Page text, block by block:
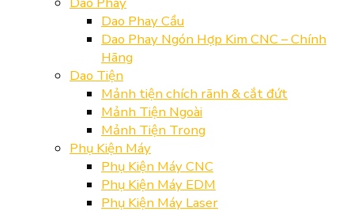
Dao Phay Cầu
Dao Phay Ngón Hợp Kim CNC – Chính
Hãng
Dao Tiện
Mảnh tiện chích rãnh & cắt đứt
Mảnh Tiện Ngoài
Mảnh Tiện Trong
Phụ Kiện Máy
Phụ Kiện Máy CNC
Phụ Kiện Máy EDM
Phụ Kiện Máy Laser